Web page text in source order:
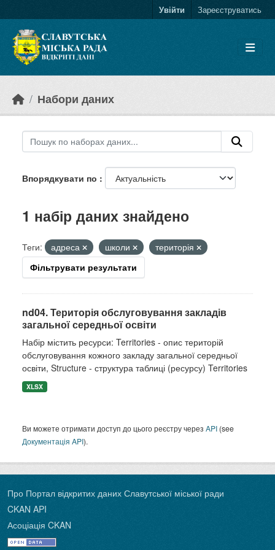
Увійти Зареєструватись
Набори даних
Впорядкувати по
1 набір даних знайдено
Теги: адреса школи
територія
Фільтрувати результати
nd04. Територія обслуговування закладів
загальної середньої освіти
Набір містить ресурси: Territories - опис територій
обслуговування кожного закладу загальної середньої
освіти, Structure - структура таблиці (ресурсу) Territories
XLSX
Ви можете отримати доступ до цього реєстру через API (see
Документація API).
Про Портал відкритих даних Славутської міської ради
CKAN API
Асоціація CKAN